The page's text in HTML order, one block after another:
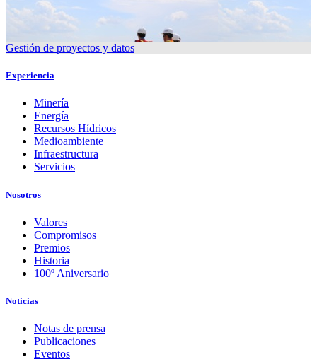
Gestión de proyectos y datos
Experiencia
Minería
Energía
Recursos Hídricos
Medioambiente
Infraestructura
Servicios
Nosotros
Valores
Compromisos
Premios
Historia
100º Aniversario
Noticias
Notas de prensa
Publicaciones
Eventos